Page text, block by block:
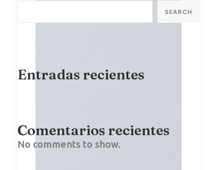
SEARCH
Entradas recientes
Comentarios recientes
No comments to show.